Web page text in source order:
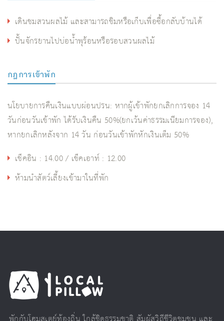
เดินชมสวนผลไม้ และสามารถชิมหรือเก็บเพื่อซื้อกลับบ้านได้
ปั้นจักรยานไปบ่อน้ำพุร้อนหรือรอบสวนผลไม้
กฎการเข้าพัก
นโยบายการคืนเงินแบบผ่อนปรน: หากผู้เข้าพักยกเลิกการจอง 14
วันก่อนวันเข้าพัก ได้รับเงินคืน 50%(ยกเว้นค่าธรรมเนียมการจอง),
หากยกเลิกหลังจาก 14 วัน ก่อนวันเข้าพักหักเงินเต็ม 50%
เช็คอิน : 14.00 / เช็คเอาท์ : 12.00
ห้ามนำสัตว์เลี้ยงเข้ามาในที่พัก